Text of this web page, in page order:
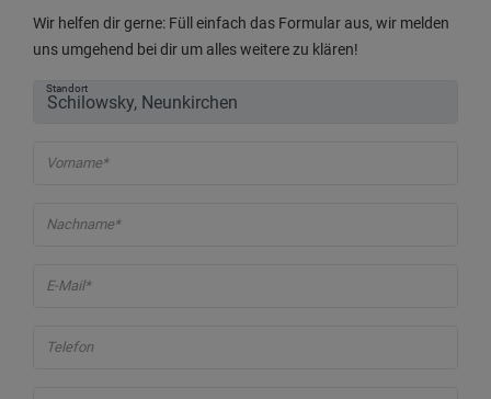
Wir helfen dir gerne: Füll einfach das Formular aus, wir melden
uns umgehend bei dir um alles weitere zu klären!
Standort
Vorname*
Nachname*
E-Mail*
Telefon